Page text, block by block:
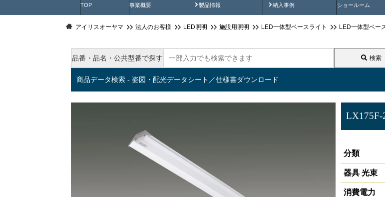
TOP 事業概要 製品情報
製品動画 納入事例
納入事例動画 ショールーム
アイリスオーヤマ 法人のお客様 LED照明 施設用照明 LED一体型ベースライト LED一体型ベー
品番・品名・公共型番で探す 検索
商品データ検索 - 姿図・配光データシート／仕様書ダウンロード
LX175F-
分類
器具 光束
消費電力